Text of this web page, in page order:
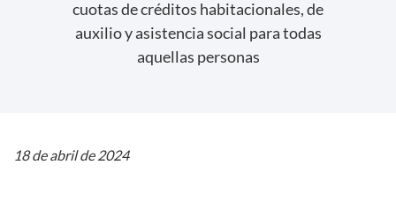
modo claro
cuotas de créditos habitacionales, de
auxilio y asistencia social para todas
aquellas personas
18 de abril de 2024